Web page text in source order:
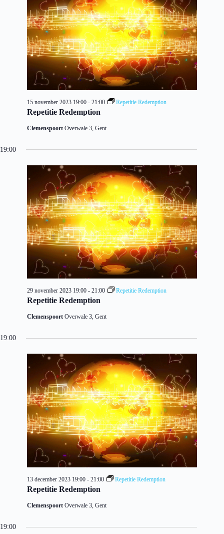
Repetitie Redemption
15 november 2023 19:00 - 21:00 Repetitie Redemption
Clemenspoort Overwale 3, Gent
19:00
Repetitie Redemption
29 november 2023 19:00 - 21:00 Repetitie Redemption
Clemenspoort Overwale 3, Gent
19:00
Repetitie Redemption
13 december 2023 19:00 - 21:00 Repetitie Redemption
Clemenspoort Overwale 3, Gent
19:00